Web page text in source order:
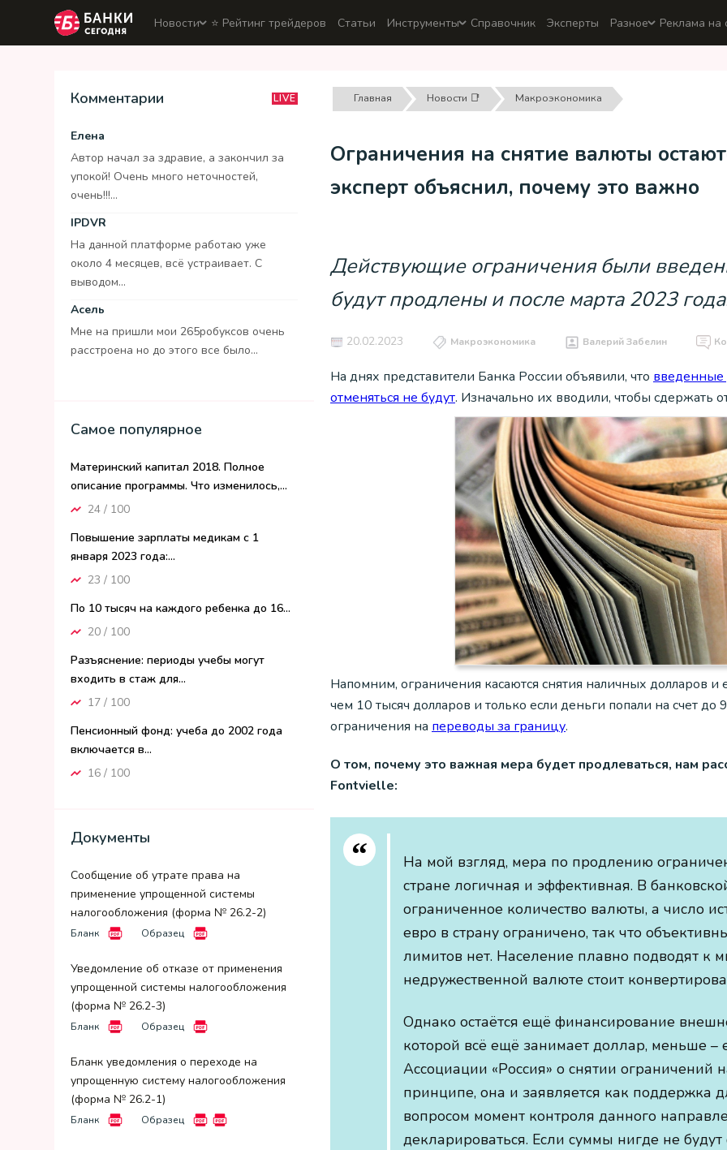
Новости ⭐️ Рейтинг трейдеров Статьи Инструменты Справочник Эксперты Разное Реклама на
Комментарии LIVE
Елена
Автор начал за здравие, а закончил за
упокой! Очень много неточностей,
очень!!!...
IPDVR
На данной платформе работаю уже
около 4 месяцев, всё устраивает. С
выводом...
Асель
Мне на пришли мои 265робуксов очень
расстроена но до этого все было...
Самое популярное
Материнский капитал 2018. Полное
описание программы. Что изменилось,...
24 / 100
Повышение зарплаты медикам с 1
января 2023 года:...
23 / 100
По 10 тысяч на каждого ребенка до 16...
20 / 100
Разъяснение: периоды учебы могут
входить в стаж для...
17 / 100
Пенсионный фонд: учеба до 2002 года
включается в...
16 / 100
Документы
Сообщение об утрате права на
применение упрощенной системы
налогообложения (форма № 26.2-2)
Бланк Образец
Уведомление об отказе от применения
упрощенной системы налогообложения
(форма № 26.2-3)
Бланк Образец
Бланк уведомления о переходе на
упрощенную систему налогообложения
(форма № 26.2-1)
Бланк Образец
Главная Новости 📑 Макроэкономика
Ограничения на снятие валюты
эксперт объяснил, почему это важно
Действующие ограничения были
будут продлены и после марта 2023
20.02.2023 Макроэкономика Валерий Забелин
На днях представители Банка России объявили, что введенные
отменяться не будут. Изначально их вводили, чтобы сдержать
Напомним, ограничения касаются снятия наличных долларов
чем 10 тысяч долларов и только если деньги попали на счет до
ограничения на переводы за границу.
О том, почему это важная мера будет продлеваться, нам
Fontvielle:
На мой взгляд, мера по продлению
стране логичная и эффективная. В
ограниченное количество валюты, а число
евро в страну ограничено, так что
лимитов нет. Население плавно подводят к
недружественной валюте стоит
Однако остаётся ещё финансирование
которой всё ещё занимает доллар, меньше –
Ассоциации «Россия» о снятии
принципе, она и заявляется как поддержка
вопросом момент контроля данного
декларироваться. Если суммы нигде не